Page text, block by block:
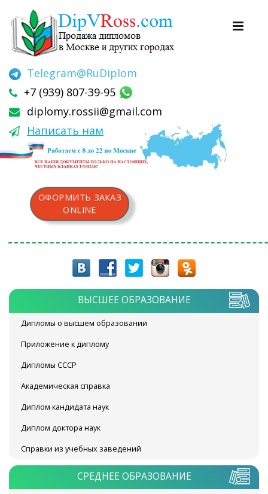
Telegram@RuDiplom
+7 (939) 807-39-95
diplomy.rossii@gmail.com
Написать нам
ОФОРМИТЬ ЗАКАЗ
ONLINE
ВЫСШЕЕ ОБРАЗОВАНИЕ
Дипломы о высшем образовании
Приложение к диплому
Дипломы СССР
Академическая справка
Диплом кандидата наук
Диплом доктора наук
Справки из учебных заведений
СРЕДНЕЕ ОБРАЗОВАНИЕ